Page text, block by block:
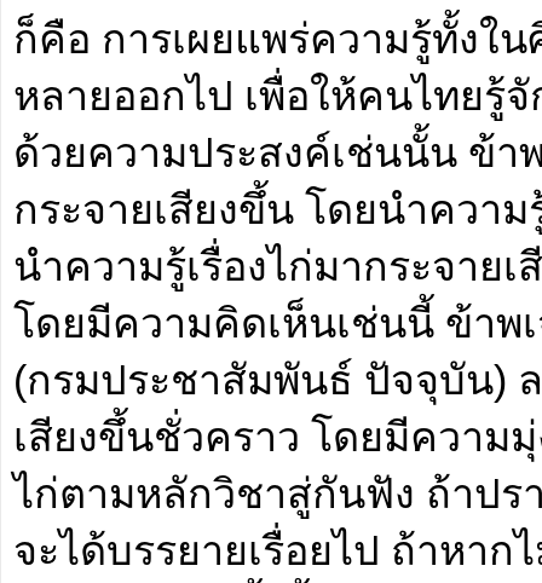
ก็คือ การเผยแพร่ความรู้ทั้งใ
หลายออกไป เพื่อให้คนไทยรู้
ด้วยความประสงค์เช่นนั้น ข้า
กระจายเสียงขึ้น โดยนำความ
นำความรู้เรื่องไก่มากระจาย
โดยมีความคิดเห็นเช่นนี้ ข้า
(กรมประชาสัมพันธ์ ปัจจุบัน)
เสียงขึ้นชั่วคราว โดยมีความ
ไก่ตามหลักวิชาสู่กันฟัง ถ้าป
จะได้บรรยายเรื่อยไป ถ้าหา